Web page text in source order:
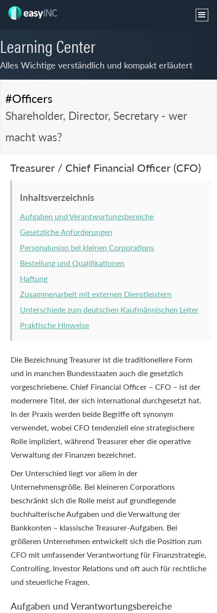
Learning Center
Alles Wichtige verständlich und kompakt erläutert
#Officers
Shareholder, Director, Secretary - wer
macht was?
Treasurer / Chief Financial Officer (CFO)
Inhaltsverzeichnis
Aufgaben und Verantwortungsbereiche
Gesetzliche Anforderungen
Personalunion bei kleinen Corporations
Bestellung und Qualifikationen
Haftung
Zusammenarbeit mit externen Dienstleistern
Unterschiede zum deutschen Kaufmännischen Leiter
Praktische Hinweise
Die Bezeichnung Treasurer ist die traditionellere Form
und in manchen Bundesstaaten auch die gesetzlich
vorgeschriebene. Chief Financial Officer – CFO – ist der
modernere Titel, der sich international durchgesetzt hat.
In der Praxis werden beide Begriffe oft synonym
verwendet, wobei CFO tendenziell eine strategischere
Rolle impliziert, während Treasurer eher die operative
Verwaltung der Finanzen bezeichnet.
Der Unterschied liegt vor allem in der
Unternehmensgröße. Bei kleineren Corporations
beschränkt sich die Rolle meist auf grundlegende
buchhalterische Aufgaben und die Verwaltung der
Bankkonten – klassische Treasurer-Aufgaben. Bei
größeren Unternehmen entwickelt sich die Position zum
CFO mit umfassender Verantwortung für Finanzstrategie,
Controlling, Investor Relations und oft auch für rechtliche
und steuerliche Fragen.
Aufgaben und Verantwortungsbereiche